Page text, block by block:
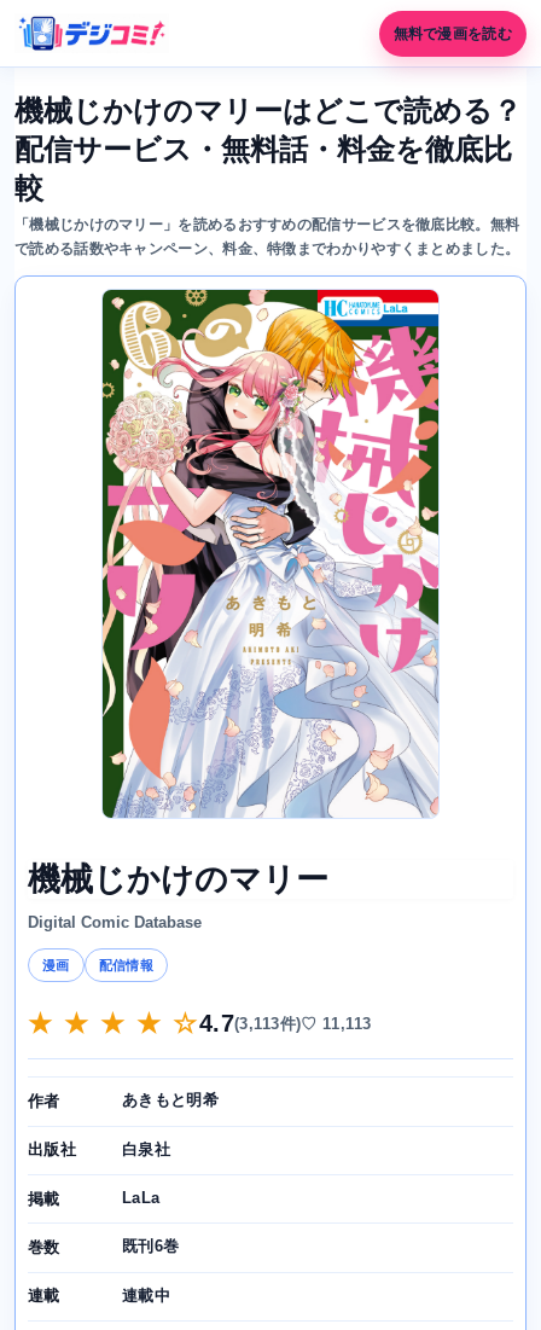
無料で漫画を読む
機械じかけのマリーはどこで読める？
配信サービス・無料話・料金を徹底比
較
「機械じかけのマリー」を読めるおすすめの配信サービスを徹底比較。無料
で読める話数やキャンペーン、料金、特徴までわかりやすくまとめました。
機械じかけのマリー
Digital Comic Database
漫画 配信情報
★ ★ ★ ★ ☆4.7(3,113件)♡ 11,113
作者 あきもと明希
出版社 白泉社
掲載 LaLa
巻数 既刊6巻
連載 連載中